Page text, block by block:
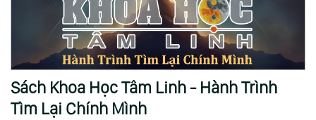
Sách Khoa Học Tâm Linh - Hành Trình
Tìm Lại Chính Mình